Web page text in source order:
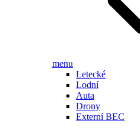
menu
Letecké
Lodní
Auta
Drony
Externí BEC